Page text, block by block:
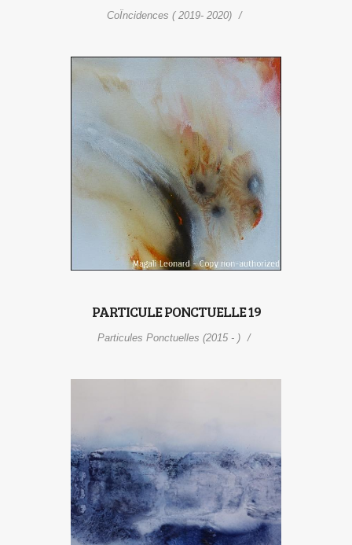
CoÏncidences ( 2019- 2020)
PARTICULE PONCTUELLE 19
Particules Ponctuelles (2015 - )